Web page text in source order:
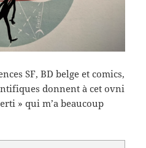
SF, BD belge et comics,
donnent à cet ovni
» qui m’a beaucoup